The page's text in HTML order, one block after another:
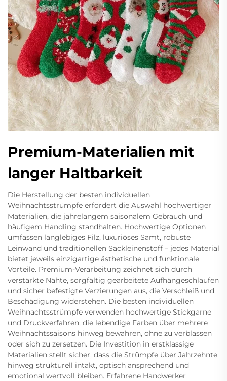
Premium-Materialien mit
langer Haltbarkeit
Die Herstellung der besten individuellen
Weihnachtsstrümpfe erfordert die Auswahl hochwertiger
Materialien, die jahrelangem saisonalem Gebrauch und
häufigem Handling standhalten. Hochwertige Optionen
umfassen langlebiges Filz, luxuriöses Samt, robuste
Leinwand und traditionellen Sackleinenstoff – jedes Material
bietet jeweils einzigartige ästhetische und funktionale
Vorteile. Premium-Verarbeitung zeichnet sich durch
verstärkte Nähte, sorgfältig gearbeitete Aufhängeschlaufen
und sicher befestigte Verzierungen aus, die Verschleiß und
Beschädigung widerstehen. Die besten individuellen
Weihnachtsstrümpfe verwenden hochwertige Stickgarne
und Druckverfahren, die lebendige Farben über mehrere
Weihnachtssaisons hinweg bewahren, ohne zu verblassen
oder sich zu zersetzen. Die Investition in erstklassige
Materialien stellt sicher, dass die Strümpfe über Jahrzehnte
hinweg strukturell intakt, optisch ansprechend und
emotional wertvoll bleiben. Erfahrene Handwerker